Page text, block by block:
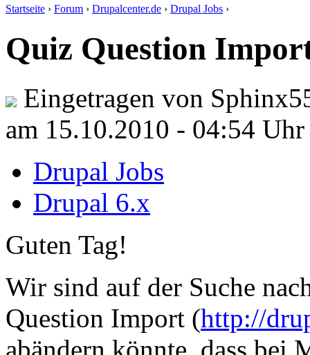
Startseite › Forum › Drupalcenter.de › Drupal Jobs ›
Quiz Question
Eingetragen von
am 15.10.2010 - 04:54 Uhr
Drupal Jobs
Drupal 6.x
Guten Tag!
Wir sind auf der Suche
Question Import (http://
abändern könnte, dass bei